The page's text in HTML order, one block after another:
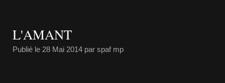
L'AMANT
Publié le 28 Mai 2014 par spaf mp